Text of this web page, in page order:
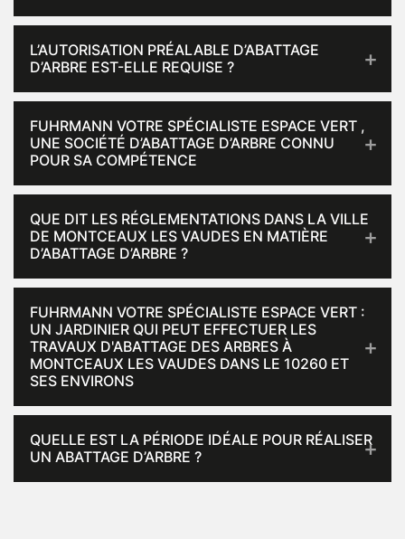
L’AUTORISATION PRÉALABLE D’ABATTAGE
D’ARBRE EST-ELLE REQUISE ?
FUHRMANN VOTRE SPÉCIALISTE ESPACE VERT ,
UNE SOCIÉTÉ D’ABATTAGE D’ARBRE CONNU
POUR SA COMPÉTENCE
QUE DIT LES RÉGLEMENTATIONS DANS LA VILLE
DE MONTCEAUX LES VAUDES EN MATIÈRE
D’ABATTAGE D’ARBRE ?
FUHRMANN VOTRE SPÉCIALISTE ESPACE VERT :
UN JARDINIER QUI PEUT EFFECTUER LES
TRAVAUX D'ABATTAGE DES ARBRES À
MONTCEAUX LES VAUDES DANS LE 10260 ET
SES ENVIRONS
QUELLE EST LA PÉRIODE IDÉALE POUR RÉALISER
UN ABATTAGE D’ARBRE ?